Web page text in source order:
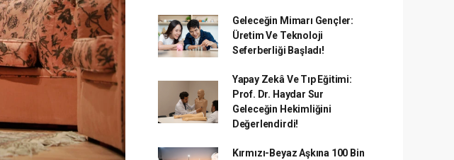
Geleceğin Mimarı Gençler:
Üretim Ve Teknoloji
Seferberliği Başladı!
Yapay Zekâ Ve Tıp Eğitimi:
Prof. Dr. Haydar Sur
Geleceğin Hekimliğini
Değerlendirdi!
Kırmızı-Beyaz Aşkına 100 Bin